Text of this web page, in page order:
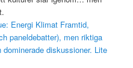
Energi Klimat Framtid,
paneldebatter), men riktiga
diskussioner. Lite